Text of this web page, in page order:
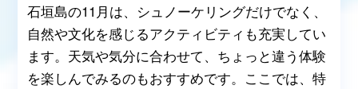
石垣島の11月は、シュノーケリングだけでなく、
自然や文化を感じるアクティビティも充実してい
ます。天気や気分に合わせて、ちょっと違う体験
を楽しんでみるのもおすすめです。ここでは、特